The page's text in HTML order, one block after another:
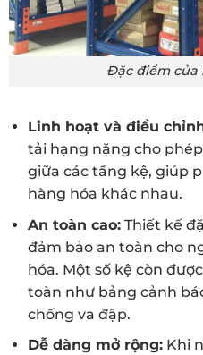
Đặc điểm của
Linh hoạt và điều
tải hạng nặng cho
giữa các tầng kệ, giúp
hàng hóa khác nhau.
An toàn cao:Thiết kế
đảm bảo an toàn cho
hóa. Một số kệ còn
toàn như bảng cảnh
chống va đập.
Dễ dàng mở rộng:Khi